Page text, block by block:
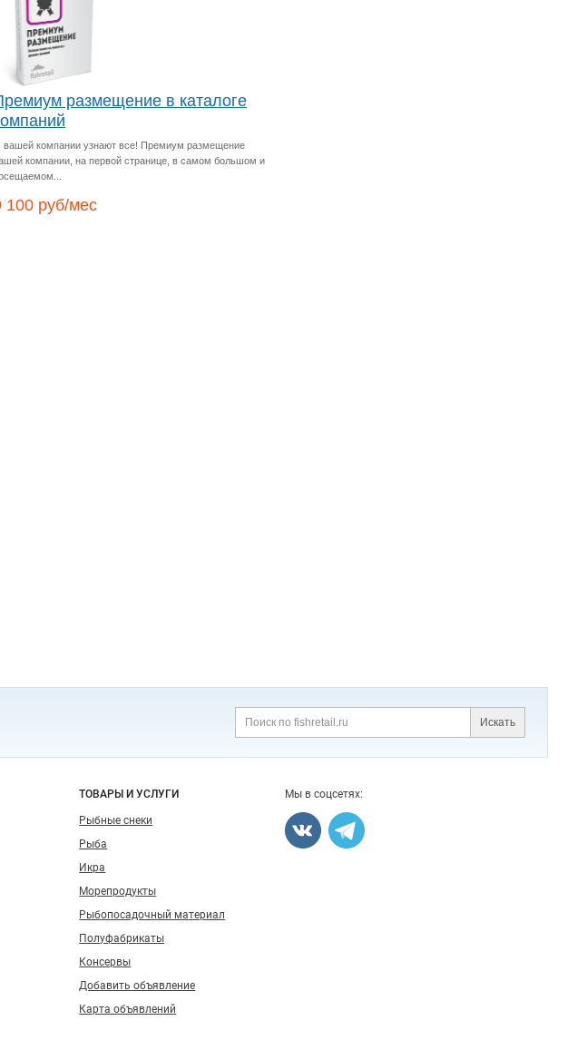
размещение в каталоге
вашей компании узнают все! Премиум размещение
компании, на первой странице, в самом большом и
100 руб/мес
Искать
ТОВАРЫ И УСЛУГИ
Рыбные снеки
Рыба
Икра
Морепродукты
Рыбопосадочный материал
Полуфабрикаты
Консервы
Добавить объявление
Карта объявлений
Мы в соцсетях: